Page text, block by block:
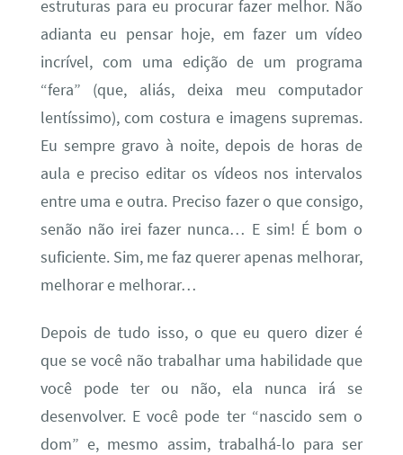
estruturas para eu procurar fazer melhor. Não
adianta eu pensar hoje, em fazer um vídeo
incrível, com uma edição de um programa
“fera” (que, aliás, deixa meu computador
lentíssimo), com costura e imagens supremas.
Eu sempre gravo à noite, depois de horas de
aula e preciso editar os vídeos nos intervalos
entre uma e outra. Preciso fazer o que consigo,
senão não irei fazer nunca… E sim! É bom o
suficiente. Sim, me faz querer apenas melhorar,
melhorar e melhorar…
Depois de tudo isso, o que eu quero dizer é
que se você não trabalhar uma habilidade que
você pode ter ou não, ela nunca irá se
desenvolver. E você pode ter “nascido sem o
dom” e, mesmo assim, trabalhá-lo para ser